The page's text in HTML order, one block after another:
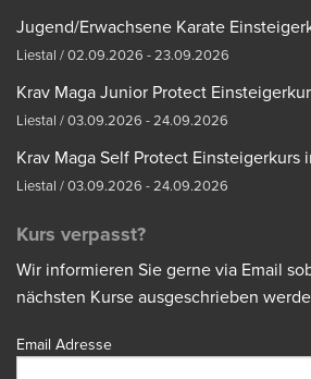
Jugend/Erwachsene Karate
Liestal / 02.09.2026 - 23.09.2026
Krav Maga Junior Protect
Liestal / 03.09.2026 - 24.09.2026
Krav Maga Self Protect Einsteigerkurs
Liestal / 03.09.2026 - 24.09.2026
Kurs verpasst?
Wir informieren Sie gerne via Email
nächsten Kurse ausgeschrieben
Email Adresse